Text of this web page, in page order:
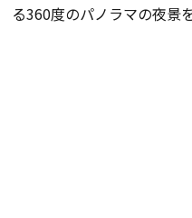
る360度のパノラマの夜景